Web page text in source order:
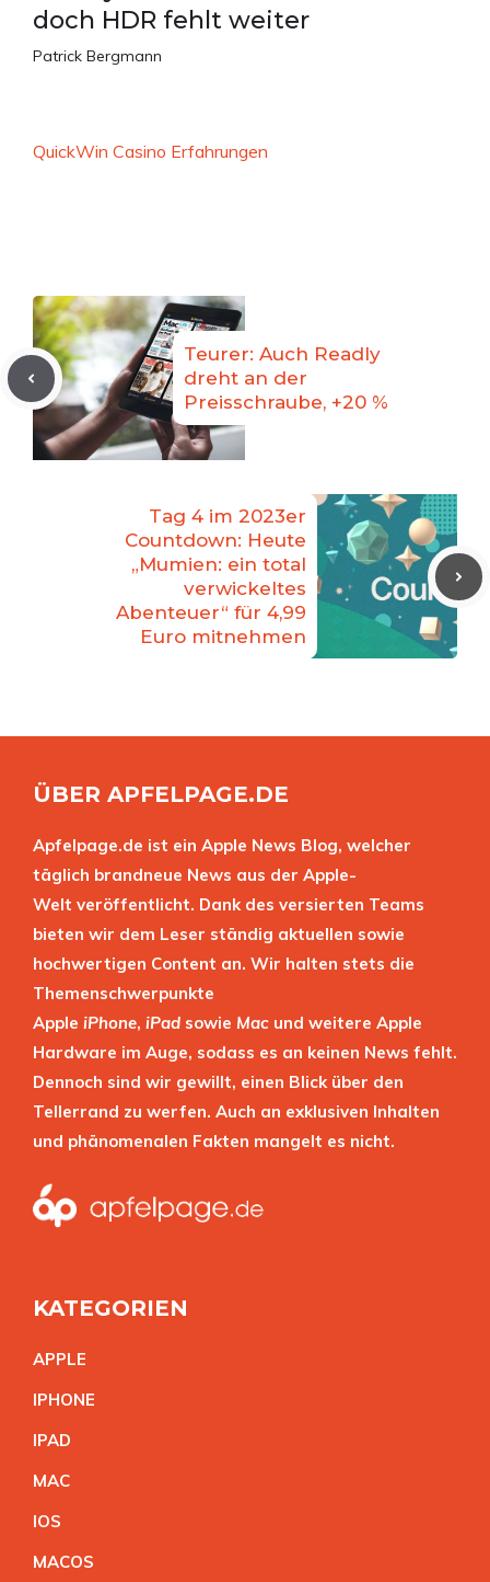
doch HDR fehlt weiter
Patrick Bergmann
QuickWin Casino Erfahrungen
Teurer: Auch Readly
dreht an der
Preisschraube, +20 %
Tag 4 im 2023er
Countdown: Heute
„Mumien: ein total
verwickeltes
Abenteuer“ für 4,99
Euro mitnehmen
ÜBER APFELPAGE.DE
Apfelpage.de ist ein Apple News Blog, welcher
täglich brandneue News aus der Apple-
Welt veröffentlicht. Dank des versierten Teams
bieten wir dem Leser ständig aktuellen sowie
hochwertigen Content an. Wir halten stets die
Themenschwerpunkte
Apple iPhone, iPad sowie Mac und weitere Apple
Hardware im Auge, sodass es an keinen News fehlt.
Dennoch sind wir gewillt, einen Blick über den
Tellerrand zu werfen. Auch an exklusiven Inhalten
und phänomenalen Fakten mangelt es nicht.
KATEGORIEN
APPLE
IPHONE
IPAD
MAC
IOS
MACOS